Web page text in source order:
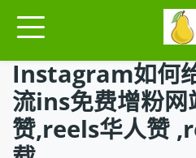
Instagram如何
流ins免费增粉
赞,reels华人赞